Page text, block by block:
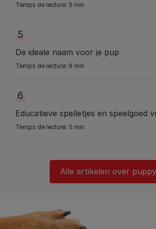
5 min
5
De ideale naam voor je pup
9 min
6
Educatieve spelletjes en speelgoed
5 min
Alle artikelen over